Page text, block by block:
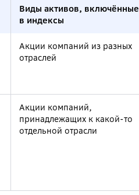
Виды активов, включённые
в индексы
Акции компаний из разных
отраслей
Акции компаний,
принадлежащих к какой-то
отдельной отрасли